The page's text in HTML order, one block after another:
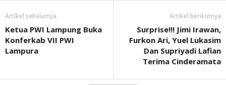
Artikel sebelumya
Ketua PWI Lampung Buka
Konferkab VII PWI
Lampura
Artikel berikutnya
Surprise!!! Jimi Irawan,
Furkon Ari, Yuel Lukasim
Dan Supriyadi Lafian
Terima Cinderamata